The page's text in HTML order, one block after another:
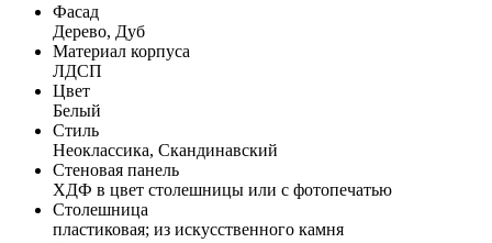
Фасад
Дерево, Дуб
Материал корпуса
ЛДСП
Цвет
Белый
Стиль
Неоклассика, Скандинавский
Стеновая панель
ХДФ в цвет столешницы или с фотопечатью
Столешница
пластиковая; из искусственного камня